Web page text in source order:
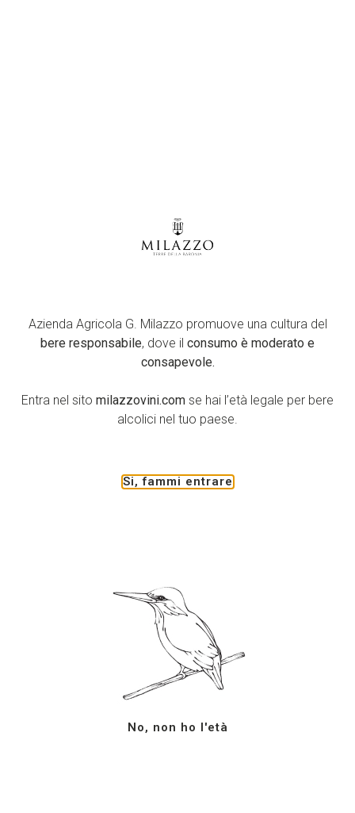
Azienda Agricola G. Milazzo promuove una cultura del
bere responsabile, dove il consumo è moderato e
consapevole.
Entra nel sito milazzovini.com se hai l’età legale per bere
alcolici nel tuo paese.
Si, fammi entrare
No, non ho l'età